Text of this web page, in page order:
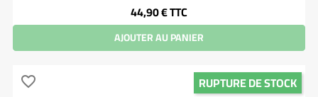
Prix
44,90 €TTC
AJOUTER AU PANIER
RUPTURE DE STOCK
favorite_border